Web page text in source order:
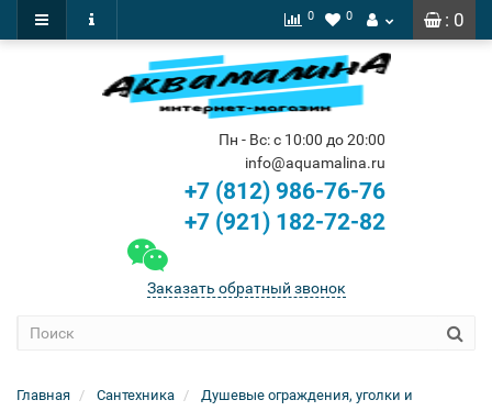
: 0
0 0
Пн - Вс: с 10:00 до 20:00
info@aquamalina.ru
+7 (812) 986-76-76
+7 (921) 182-72-82
Заказать обратный звонок
Главная Сантехника
Душевые ограждения, уголки и